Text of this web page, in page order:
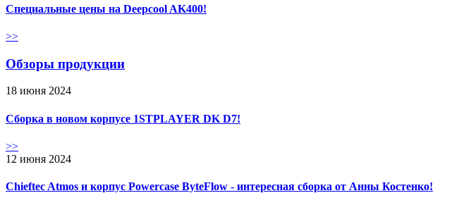
Специальные цены на Deepcool AK400!
>>
Обзоры продукции
18 июня 2024
Сборка в новом корпусе 1STPLAYER DK D7!
>>
12 июня 2024
Chieftec Atmos и корпус Powercase ByteFlow - интересная сборка от Анны Костенко!